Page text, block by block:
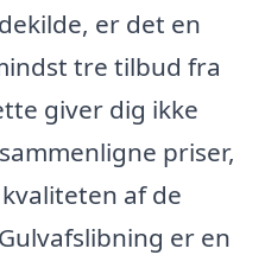
er det en
tre tilbud fra
giver dig ikke
priser,
af de
er en